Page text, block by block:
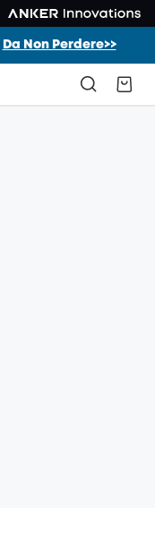
Da Non Perdere>>